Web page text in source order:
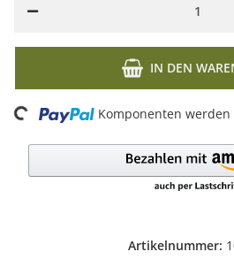
Artikelnummer:
IN DEN
Komponenten werden